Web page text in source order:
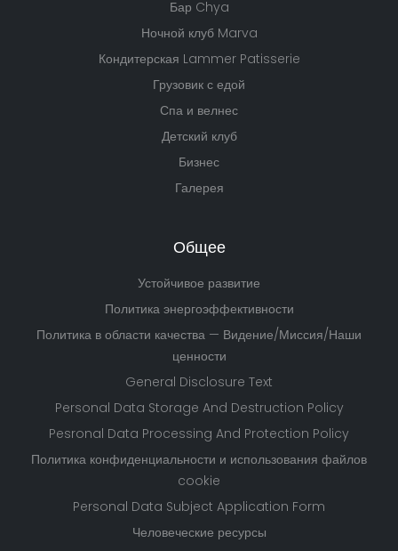
Бар Chya
Ночной клуб Marva
Кондитерская Lammer Patisserie
Грузовик с едой
Спа и велнес
Детский клуб
Бизнес
Галерея
Общее
Устойчивое развитие
Политика энергоэффективности
Политика в области качества — Видение/Миссия/Наши
ценности
General Disclosure Text
Personal Data Storage And Destruction Policy
Pesronal Data Processing And Protection Policy
Политика конфиденциальности и использования файлов
cookie
Personal Data Subject Application Form
Человеческие ресурсы